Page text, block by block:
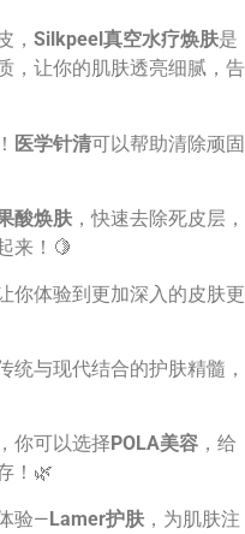
， Silkpeel真空水疗焕肤是
，让你的肌肤透亮细腻，告
医学针清可以帮助清除顽固
酸焕肤 ，快速去除死皮层，
来！🍋
你体验到更加深入的皮肤更
统与现代结合的护肤精髓，
你可以选择 POLA美容 ，给
！🌿
验—Lamer护肤 ，为肌肤注